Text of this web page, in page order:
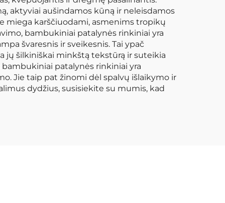
namams
aktyviai aušindamos kūną ir neleisdamos
miega karščiuodami, asmenims tropikų
bambukiniai patalynės rinkiniai yra
švaresnis ir sveikesnis. Tai ypač
jų šilkiniškai minkštą tekstūrą ir suteikia
patalynės rinkiniai yra
Jie taip pat žinomi dėl spalvų išlaikymo ir
dydžius, susisiekite su mumis, kad